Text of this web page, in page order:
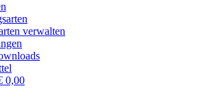
verwalten
0,00